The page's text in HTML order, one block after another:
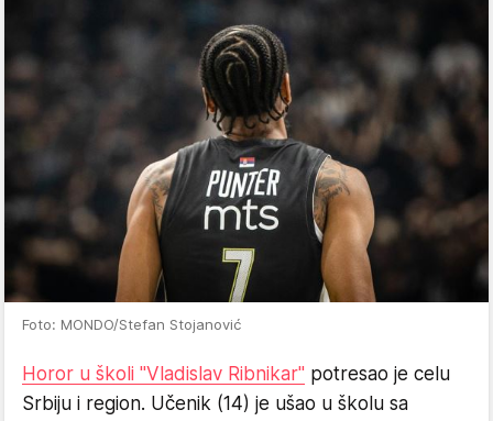
Foto: MONDO/Stefan Stojanović
Horor u školi "Vladislav Ribnikar" potresao je celu
Srbiju i region. Učenik (14) je ušao u školu sa